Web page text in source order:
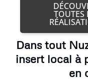
TOUTES
Dans tout
insert local à
en